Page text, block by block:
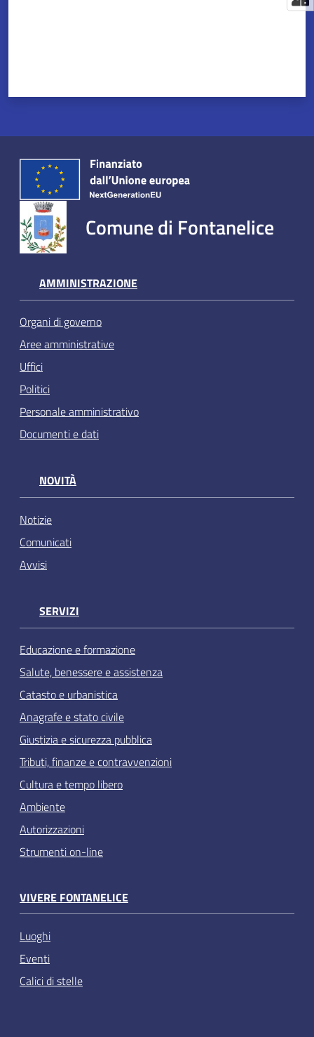
Comune di Fontanelice
AMMINISTRAZIONE
Organi di governo
Aree amministrative
Uffici
Politici
Personale amministrativo
Documenti e dati
NOVITÀ
Notizie
Comunicati
Avvisi
SERVIZI
Educazione e formazione
Salute, benessere e assistenza
Catasto e urbanistica
Anagrafe e stato civile
Giustizia e sicurezza pubblica
Tributi, finanze e contravvenzioni
Cultura e tempo libero
Ambiente
Autorizzazioni
Strumenti on-line
VIVERE FONTANELICE
Luoghi
Eventi
Calici di stelle